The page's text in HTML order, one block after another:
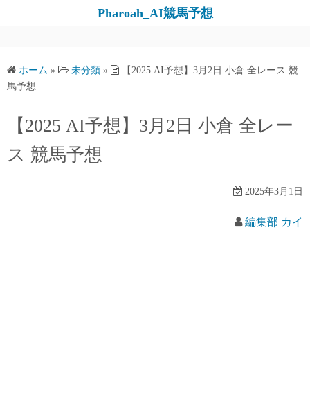
ツ
ッ
Pharoah_AI競馬予想
ホーム » 未分類 »
【2025 AI予想】3月2日 小倉 全レース 競
馬予想
【2025 AI予想】3月2日 小倉 全レー
ス 競馬予想
2025年3月1日
編集部 カイ